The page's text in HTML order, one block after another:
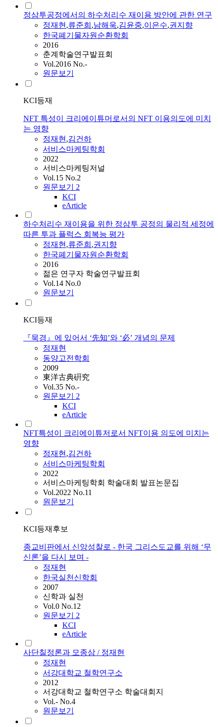
정삼투공정에서의 하수처리수 재이용 방안에 관한 연구
정재현,류준희 ,남해욱,김윤중,이은수,권지향
한국폐기물자원순환학회
2016
춘계학술연구발표회
Vol.2016 No.-
원문보기
KCI등재
NFT 특성이 크리에이튜머로서의 NFT 이용의도에 미치
는 영향
정재현,김건하
서비스마케팅학회
2022
서비스마케팅저널
Vol.15 No.2
원문보기 2
KCI
eArticle
하수처리수 재이용을 위한 정삼투 공정의 물리적 세정에
따른 투과 플럭스 회복능 평가
정재현,류준희 ,권지향
한국폐기물자원순환학회
2016
젊은 연구자 학술연구발표회
Vol.14 No.0
원문보기
KCI등재
『묵경』에 있어서 ‘先知’와 ‘必’ 개념의 문제
정재현
동양고전학회
2009
東洋古典硏究
Vol.35 No.-
원문보기 2
KCI
eArticle
NFT특성이 크리에이튜저로서 NFT이용 의도에 미치는
영향
정재현,김건하
서비스마케팅학회
2022
서비스마케팅학회 학술대회 발표논문집
Vol.2022 No.11
원문보기
KCI등재후보
종교비판에서 신앙성찰로 - 한국 그리스도교를 위해 ‘무
신론’을 다시 보며 -
정재현
한국실천신학회
2007
신학과 실천
Vol.0 No.12
원문보기 2
KCI
eArticle
사단칠정론과 모종삼 / 정재현
정재현
서강대학교 철학연구소
2012
서강대학교 철학연구소 학술대회지
Vol.- No.4
원문보기